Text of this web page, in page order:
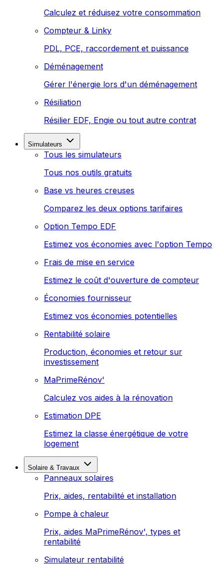
Calculez et réduisez votre consommation
Compteur & Linky
PDL, PCE, raccordement et puissance
Déménagement
Gérer l'énergie lors d'un déménagement
Résiliation
Résilier EDF, Engie ou tout autre contrat
Simulateurs
Tous les simulateurs
Tous nos outils gratuits
Base vs heures creuses
Comparez les deux options tarifaires
Option Tempo EDF
Estimez vos économies avec l'option Tempo
Frais de mise en service
Estimez le coût d'ouverture de compteur
Économies fournisseur
Estimez vos économies potentielles
Rentabilité solaire
Production, économies et retour sur
investissement
MaPrimeRénov'
Calculez vos aides à la rénovation
Estimation DPE
Estimez la classe énergétique de votre
logement
Solaire & Travaux
Panneaux solaires
Prix, aides, rentabilité et installation
Pompe à chaleur
Prix, aides MaPrimeRénov', types et
rentabilité
Simulateur rentabilité